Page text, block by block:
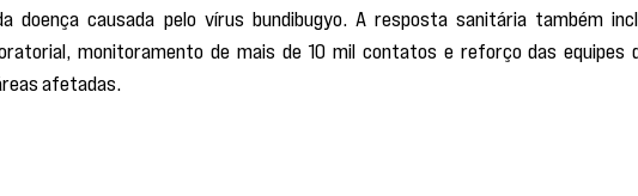
doença causada pelo vírus bundibugyo. A resposta sanitária também
monitoramento de mais de 10 mil contatos e reforço das equipes
afetadas.